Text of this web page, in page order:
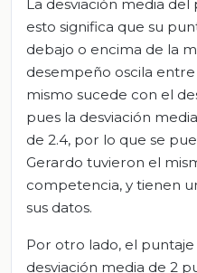
La desviación media
esto significa que su
debajo o encima de la
desempeño oscila entre
mismo sucede con el
pues la desviación
de 2.4, por lo que se
Gerardo tuvieron el
competencia, y tienen
sus datos.
Por otro lado, el
desviación media de 2